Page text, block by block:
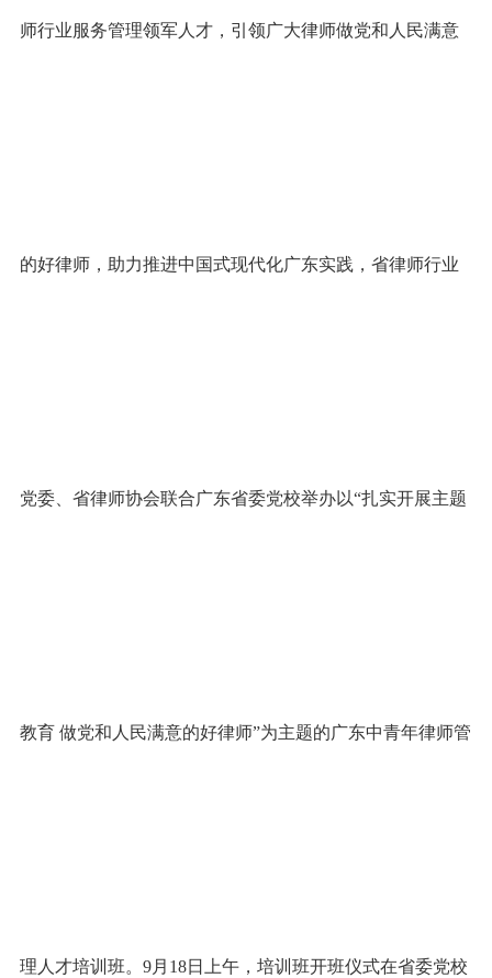
师行业服务管理领军人才，引领广大律师做党和人民满意
的好律师，助力推进中国式现代化广东实践，省律师行业
党委、省律师协会联合广东省委党校举办以“扎实开展主题
教育 做党和人民满意的好律师”为主题的广东中青年律师管
理人才培训班。9月18日上午，培训班开班仪式在省委党校